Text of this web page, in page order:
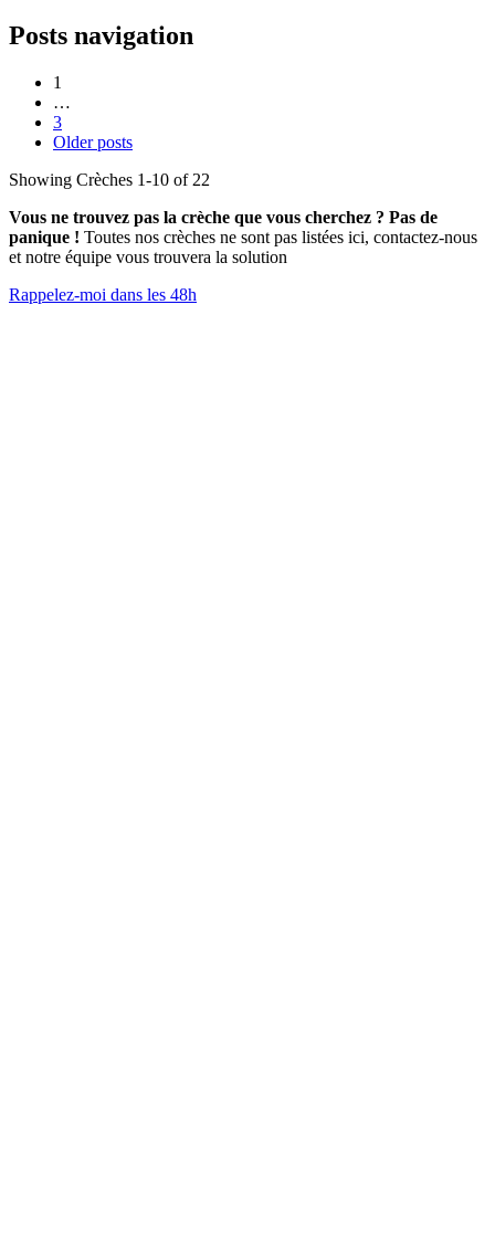
Posts navigation
1
…
3
Older posts
Showing Crèches 1-10 of 22
Vous ne trouvez pas la crèche que vous cherchez ? Pas de
panique ! Toutes nos crèches ne sont pas listées ici, contactez-nous
et notre équipe vous trouvera la solution
Rappelez-moi dans les 48h